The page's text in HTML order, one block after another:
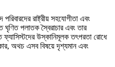
রাষ্ট্রীয় সহযোগীতা এবং
ঘৃণিত পলাতক স্বৈরাচার এবং তার
ফ্যাসিস্টদের উস্কানিমূলক তৎপরতা রোধে
অথচ এসব বিষয়ে দৃশ্যমান এবং